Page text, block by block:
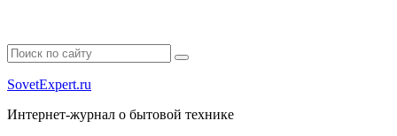
SovetExpert.ru
Интернет-журнал о бытовой технике